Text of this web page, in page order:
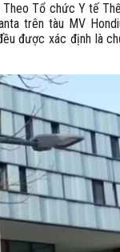
Tổ chức Y tế
trên tàu MV
được xác định là